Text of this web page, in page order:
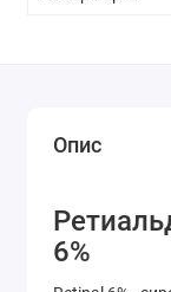
Опис
6%